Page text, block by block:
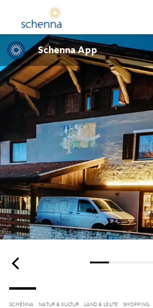
SCHENNA NATUR & KULTUR LAND & LEUTE SHOPPING
Schenna App